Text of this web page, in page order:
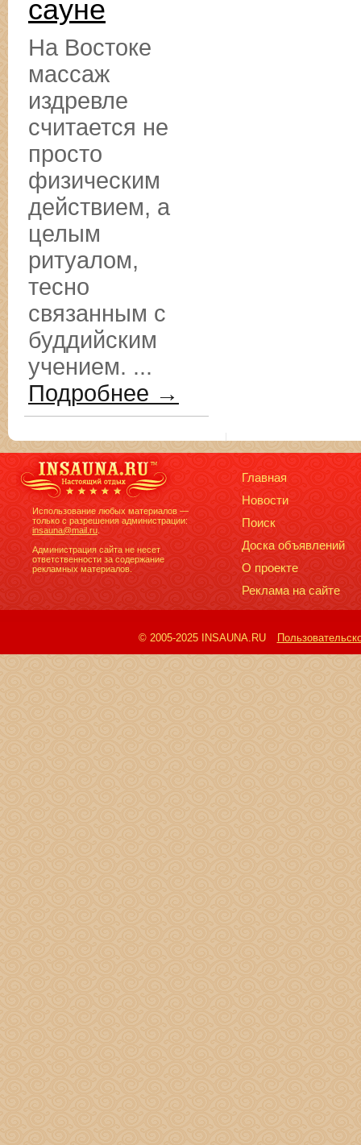
сауне
На Востоке
массаж
издревле
считается не
просто
физическим
действием, а
целым
ритуалом,
тесно
связанным с
буддийским
учением. ...
Подробнее →
Использование любых материалов —
только с разрешения администрации:
insauna@mail.ru
Администрация сайта не несет
ответственности за содержание
рекламных материалов.
Главная
Новости
Поиск
Доска объявлений
О проекте
Реклама на сайте
© 2005-2025 INSAUNA.RU